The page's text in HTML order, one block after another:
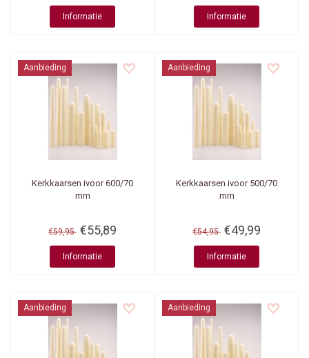
Informatie Informatie
Aanbieding
Kerkkaarsen ivoor 600/70
mm
€59,95 €55,89
Informatie
Aanbieding
Kerkkaarsen ivoor 500/70
mm
€54,95 €49,99
Informatie
Aanbieding Aanbieding